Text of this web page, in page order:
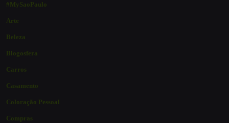
#MySaoPaulo
Arte
Beleza
Blogosfera
Carros
Casamento
Coloração Pessoal
Compras